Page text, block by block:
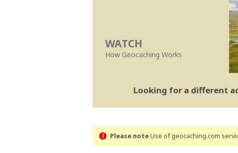
WATCH
How Geocaching Works
Looking for a different
Please noteUse of geocaching.com